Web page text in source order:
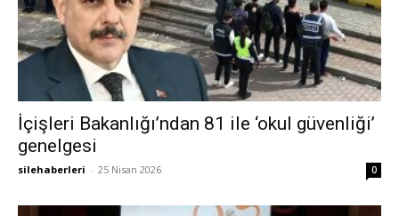
İçişleri Bakanlığı’ndan 81 ile ‘okul güvenliği’
genelgesi
silehaberleri - 25 Nisan 2026 0